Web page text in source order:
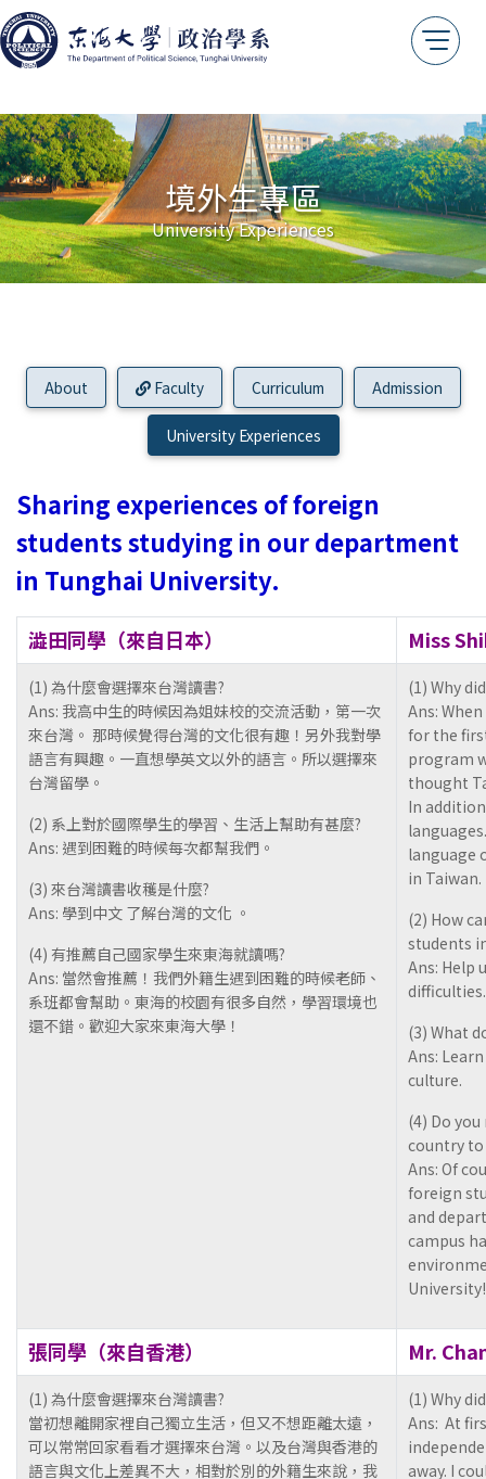
境外生專區
University Experiences
About Faculty Curriculum Admission
University Experiences
Sharing experiences of foreign
students studying in our department
in Tunghai University.
澁田同學（來自日本） Miss
(1) 為什麼會選擇來台灣讀書?
Ans: 我高中生的時候因為姐妹校的交流活動，第一次
來台灣。 那時候覺得台灣的文化很有趣！另外我對學
語言有興趣。一直想學英文以外的語言。所以選擇來
台灣留學。
(2) 系上對於國際學生的學習、生活上幫助有甚麼?
Ans: 遇到困難的時候每次都幫我們。
(3) 來台灣讀書收穫是什麼?
Ans: 學到中文 了解台灣的文化 。
(4) 有推薦自己國家學生來東海就讀嗎?
Ans: 當然會推薦！我們外籍生遇到困難的時候老師、
系班都會幫助。東海的校園有很多自然，學習環境也
還不錯。歡迎大家來東海大學！
(1) Why
Ans:
for the
program
thought
In
language
in Taiwan.
(2) How
students
Ans: Help
difficulties.
(3) What
Ans:
culture.
(4) Do
country to
Ans: Of
foreign
and
campus
University!
張同學（來自香港） Mr.
(1) 為什麼會選擇來台灣讀書?
當初想離開家裡自己獨立生活，但又不想距離太遠，
可以常常回家看看才選擇來台灣。以及台灣與香港的
語言與文化上差異不大，相對於別的外籍生來說，我
(1) Why
Ans: At
away. I